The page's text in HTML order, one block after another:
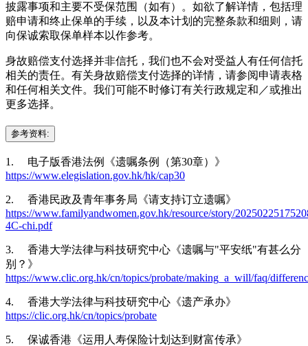
披露事项和主要不受保范围（如有）。如欲了解详情，包括理
赔申请和终止保单的手续，以及本计划的完整条款和细则，请
向保诚索取保单样本以作参考。
身故赔偿支付选择并非信托，我们也不会对受益人有任何信托
相关的责任。有关身故赔偿支付选择的详情，请参阅申请表格
和任何相关文件。我们可能不时修订有关行政规定和／或推出
更多选择。
参考资料:
1. 电子版香港法例《遗嘱条例（第30章）》
https://www.elegislation.gov.hk/hk/cap30
2. 香港民政及青年事务局《请支持订立遗嘱》
https://www.familyandwomen.gov.hk/resource/story/
4C-chi.pdf
3. 香港大学法律与科技研究中心《遗嘱与"平安纸"有甚么分
别？》
https://www.clic.org.hk/cn/topics/probate/making_a_will/faq/
4. 香港大学法律与科技研究中心《遗产承办》
https://clic.org.hk/cn/topics/probate
5. 保诚香港《运用人寿保险计划达到财富传承》